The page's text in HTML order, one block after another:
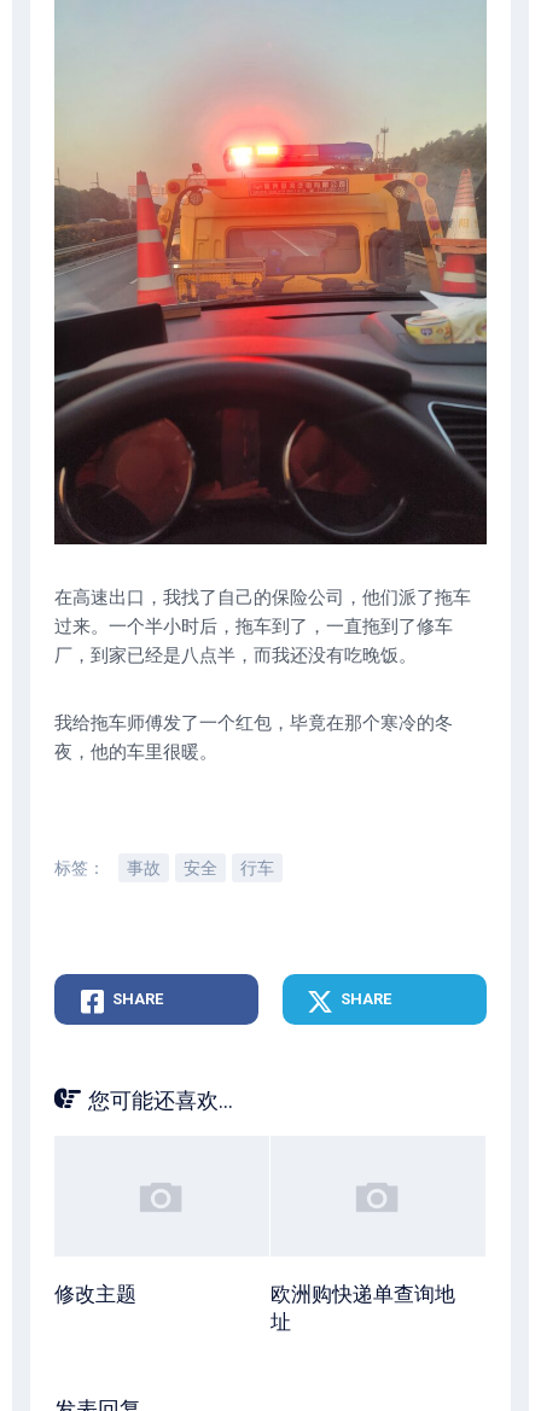
在高速出口，我找了自己的保险公司，他们派了拖车
过来。一个半小时后，拖车到了，一直拖到了修车
厂，到家已经是八点半，而我还没有吃晚饭。
我给拖车师傅发了一个红包，毕竟在那个寒冷的冬
夜，他的车里很暖。
标签： 事故 安全 行车
SHARE SHARE
您可能还喜欢...
修改主题
欧洲购快递单查询地
址